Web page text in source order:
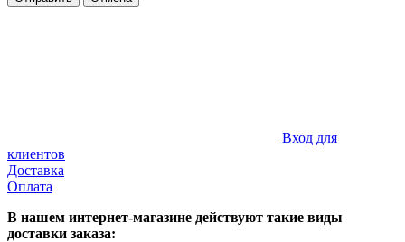
Вход для
клиентов
Доставка
Оплата
В нашем интернет-магазине действуют такие виды
доставки заказа: